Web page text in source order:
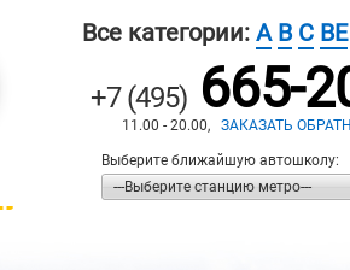
Все категории: A B C BE
+7 (495) 665-
11.00 - 20.00, ЗАКАЗАТЬ
Выберите ближайшую автошколу:
---Выберите станцию метро---